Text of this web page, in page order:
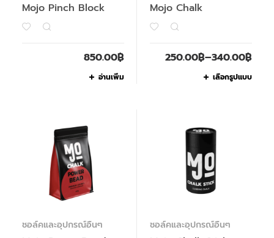
Mojo Pinch Block
850.00฿
อ่านเพิ่ม
Mojo Chalk
250.00฿–340.00฿
เลือกรูปแบบ
ชอล์คและอุปกรณ์อื่นๆ ชอล์คและอุปกรณ์อื่นๆ